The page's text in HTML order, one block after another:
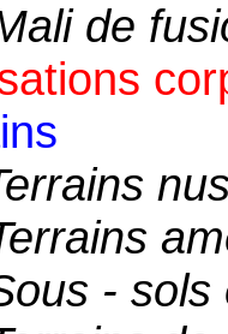
de
- sols